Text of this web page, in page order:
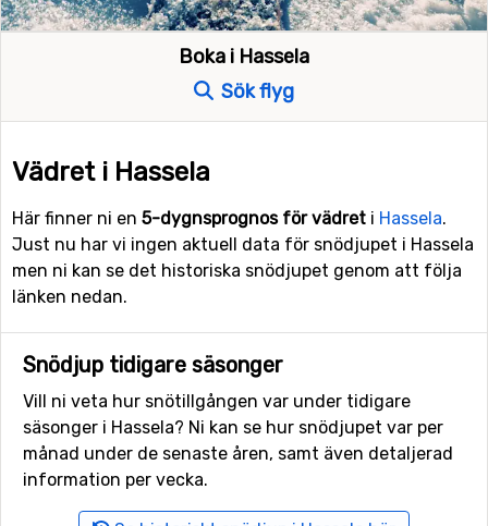
Boka i Hassela
Sök flyg
Vädret i Hassela
Här finner ni en 5-dygnsprognos för vädret i Hassela.
Just nu har vi ingen aktuell data för snödjupet i Hassela
men ni kan se det historiska snödjupet genom att följa
länken nedan.
Snödjup tidigare säsonger
Vill ni veta hur snötillgången var under tidigare
säsonger i Hassela? Ni kan se hur snödjupet var per
månad under de senaste åren, samt även detaljerad
information per vecka.